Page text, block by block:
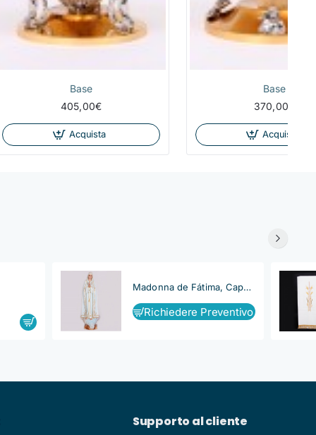
Base
405,00€
Acquista
Base
370,00€
Acquista
Madonna de Fátima, Capelinha
Richiedere Preventivo
Supporto al cliente